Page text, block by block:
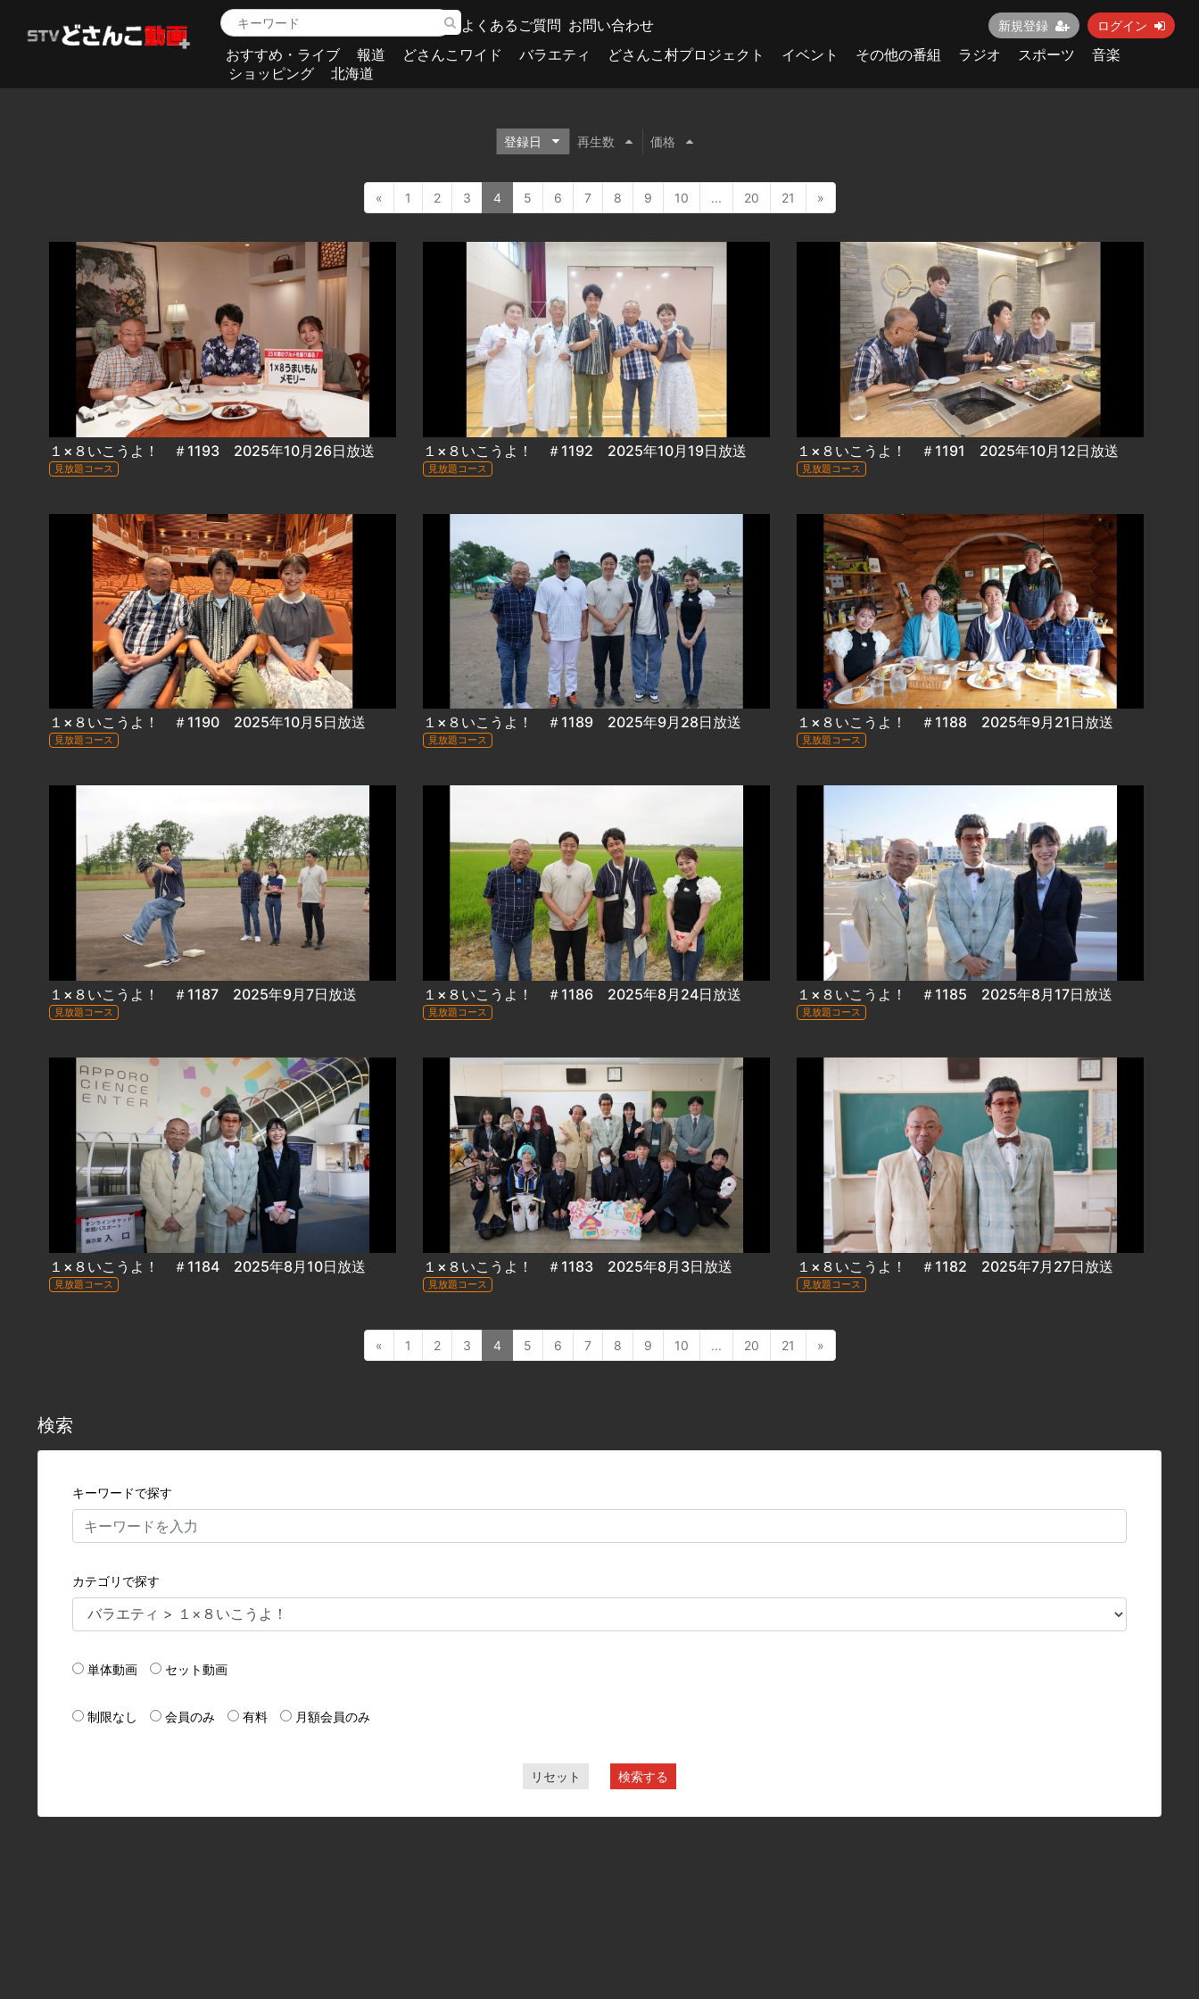
よくあるご質問 お問い合わせ 新規登録 ログイン
おすすめ・ライブ 報道 どさんこワイド バラエティ どさんこ村プロジェクト イベント その他の番組 ラジオ スポーツ
音楽
ショッピング
北海道
登録日 再生数 価格
« 1 2 3 4 5 6 7 8 9 10 ... 20 21 »
１×８いこうよ！ ＃1193 2025年10月26日放送
見放題コース
１×８いこうよ！ ＃1192 2025年10月19日放送
見放題コース
１×８いこうよ！ ＃1191 2025年10月12日放送
見放題コース
１×８いこうよ！ ＃1190 2025年10月5日放送
見放題コース
１×８いこうよ！ ＃1189 2025年9月28日放送
見放題コース
１×８いこうよ！ ＃1188 2025年9月21日放送
見放題コース
１×８いこうよ！ ＃1187 2025年9月7日放送
見放題コース
１×８いこうよ！ ＃1186 2025年8月24日放送
見放題コース
１×８いこうよ！ ＃1185 2025年8月17日放送
見放題コース
１×８いこうよ！ ＃1184 2025年8月10日放送
見放題コース
１×８いこうよ！ ＃1183 2025年8月3日放送
見放題コース
１×８いこうよ！ ＃1182 2025年7月27日放送
見放題コース
« 1 2 3 4 5 6 7 8 9 10 ... 20 21 »
検索
キーワードで探す
カテゴリで探す
単体動画 セット動画
制限なし 会員のみ 有料 月額会員のみ
リセット 検索する